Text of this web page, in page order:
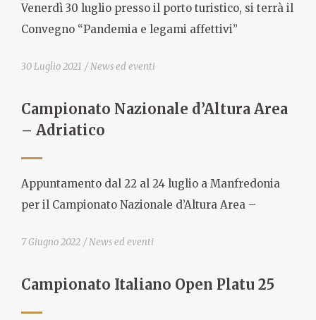
Venerdì 30 luglio presso il porto turistico, si terrà il
Convegno “Pandemia e legami affettivi”
30 Luglio 2021 News ed eventi
Campionato Nazionale d’Altura Area
– Adriatico
Appuntamento dal 22 al 24 luglio a Manfredonia
per il Campionato Nazionale d’Altura Area –
7 Giugno 2022 News ed eventi
Campionato Italiano Open Platu 25